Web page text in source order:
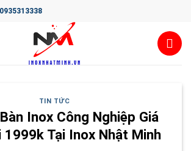
0935313338
TIN TỨC
Inox Công Nghiệp Giá
1999k Tại Inox Nhật Minh